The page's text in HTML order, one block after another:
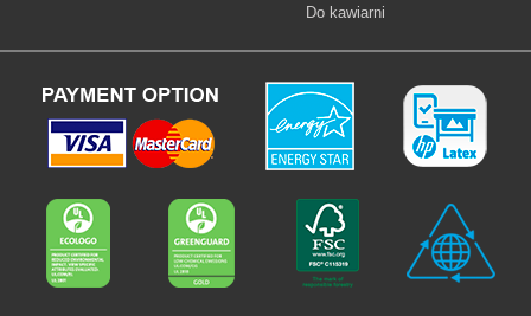
Fototapety
Do kawiarni